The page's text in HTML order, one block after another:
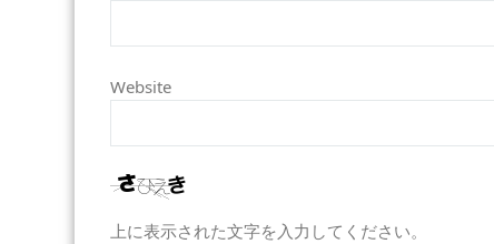
Website
上に表示された文字を入力してください。